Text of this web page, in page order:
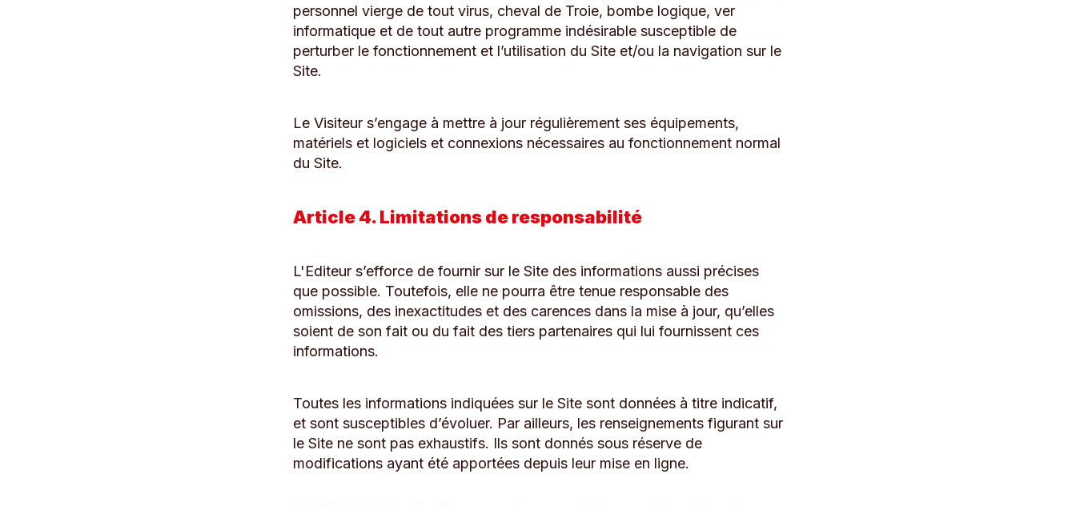
personnel vierge de tout virus, cheval de Troie, bombe logique, ver
informatique et de tout autre programme indésirable susceptible de
perturber le fonctionnement et l’utilisation du Site et/ou la navigation sur le
Site.
Le Visiteur s’engage à mettre à jour régulièrement ses équipements,
matériels et logiciels et connexions nécessaires au fonctionnement normal
du Site.
Article 4. Limitations de responsabilité
L'Editeur s’efforce de fournir sur le Site des informations aussi précises
que possible. Toutefois, elle ne pourra être tenue responsable des
omissions, des inexactitudes et des carences dans la mise à jour, qu’elles
soient de son fait ou du fait des tiers partenaires qui lui fournissent ces
informations.
Toutes les informations indiquées sur le Site sont données à titre indicatif,
et sont susceptibles d’évoluer. Par ailleurs, les renseignements figurant sur
le Site ne sont pas exhaustifs. Ils sont donnés sous réserve de
modifications ayant été apportées depuis leur mise en ligne.